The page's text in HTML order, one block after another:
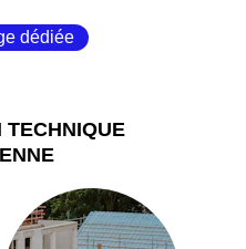
dédiée
TECHNIQUE